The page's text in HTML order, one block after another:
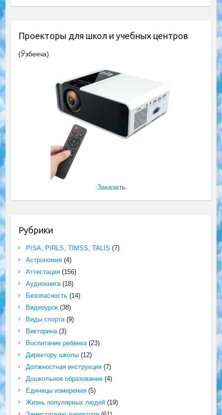
Проекторы для школ и учебных центров
(Ўзбекча)
Заказать
Рубрики
PISA, PIRLS, TIMSS, TALIS (7)
Астрономия(4)
Аттестация(156)
Аудиокнига(18)
Безопасность(14)
Видеоурок(38)
Виды спорта(9)
Викторина(3)
Воспитание ребёнка(23)
Директору школы(12)
Должностная инструкция(7)
Дошкольное образование(4)
Единицы измерения(5)
Жизнь популярных людей(19)